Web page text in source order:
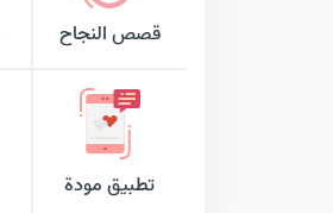
قصص النجاح
تطبيق مودة